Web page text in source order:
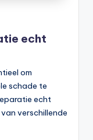
echt
om
schade te
echt
verschillende